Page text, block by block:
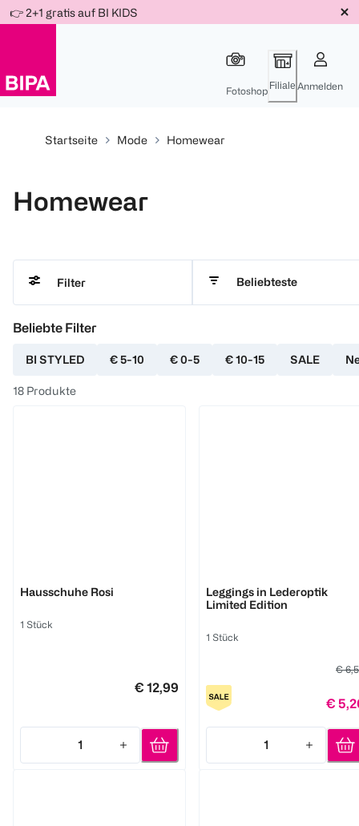
Für
Für
Für
Weiter
zum
👉 2+1 gratis auf BI KIDS
Fotoshop Filiale Anmelden
Startseite Mode Homewear
Homewear
Filter Beliebteste
Beliebte Filter
BI STYLED € 5-10 € 0-5 € 10-15 SALE
18 Produkte
Hausschuhe Rosi
1 Stück
€ 12,99
1
Quantity: 1
Leggings in Lederoptik
Limited Edition
1 Stück
€
€
1
Quantity: 1